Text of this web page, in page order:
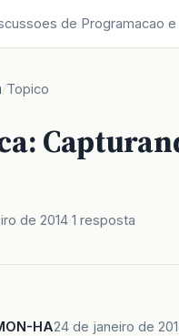
de Programacao
/Topico
de 2014 1 resposta
HA24 de janeiro de